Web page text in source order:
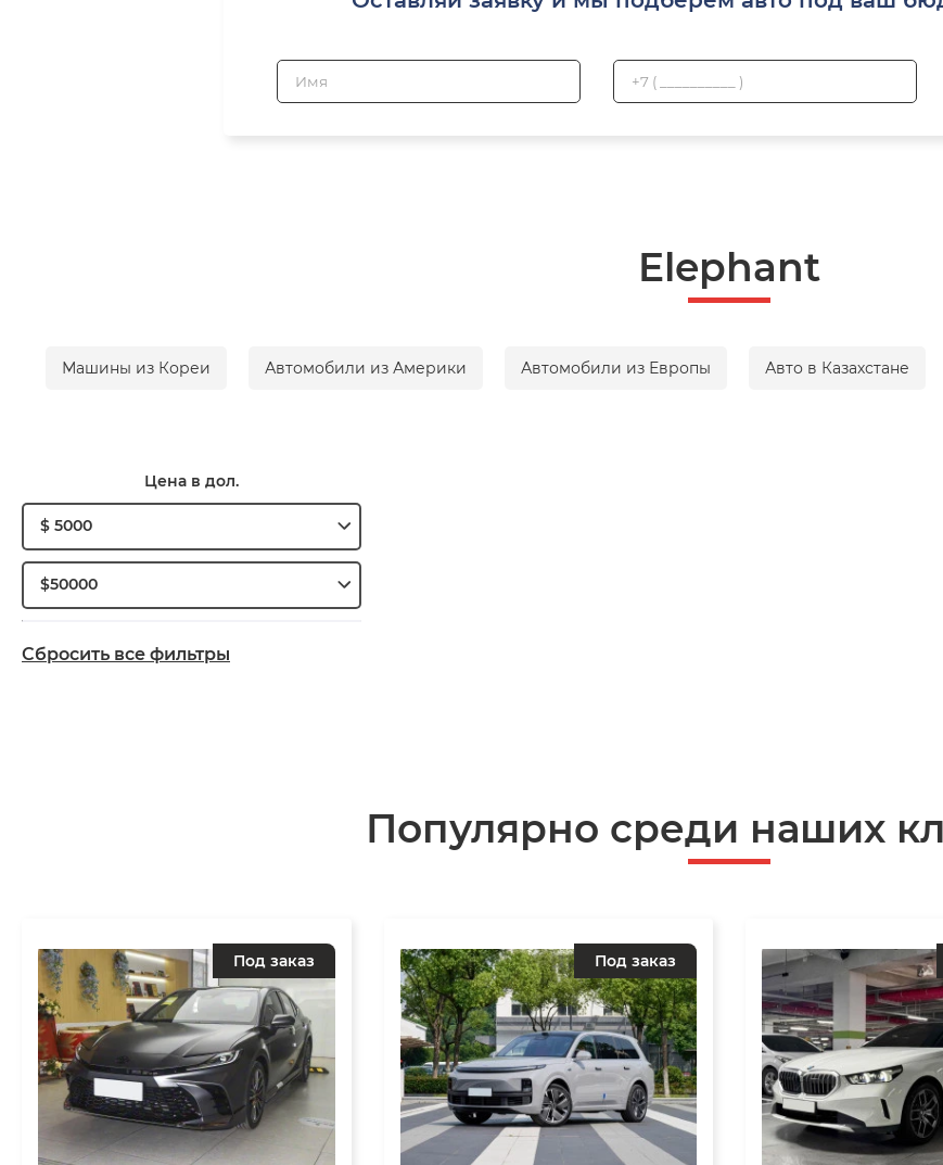
Elephant
Машины из Кореи Автомобили из Америки Автомобили из Европы Авто в Казахстане
Цена в дол.
$ 5000
$50000
Сбросить все фильтры
Популярно среди наших
Под заказ Под заказ